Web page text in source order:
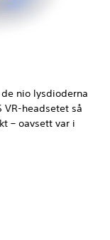
nio lysdioderna
VR-headsetet så
– oavsett var i